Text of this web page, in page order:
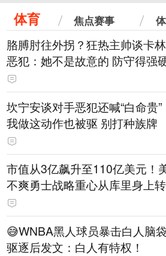
体育 焦点赛事
胳膊肘往外拐？狂热主帅谈卡
恶犯：她不是故意的 防守得强
坎宁安谈对手恶犯还喊“白命贵”
我做这动作也被驱 别打种族牌
市值从3亿飙升至110亿美元！
不爽勇士战略重心从库里身上
😅WNBA黑人球员暴击白人脑
驱逐后发文：白人有特权！